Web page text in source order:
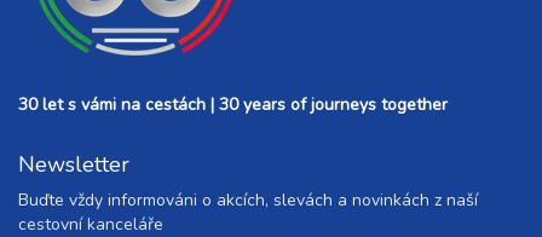
30 let s vámi na cestách | 30 years of journeys together
Newsletter
Buďte vždy informováni o akcích, slevách a novinkách z naší
cestovní kanceláře